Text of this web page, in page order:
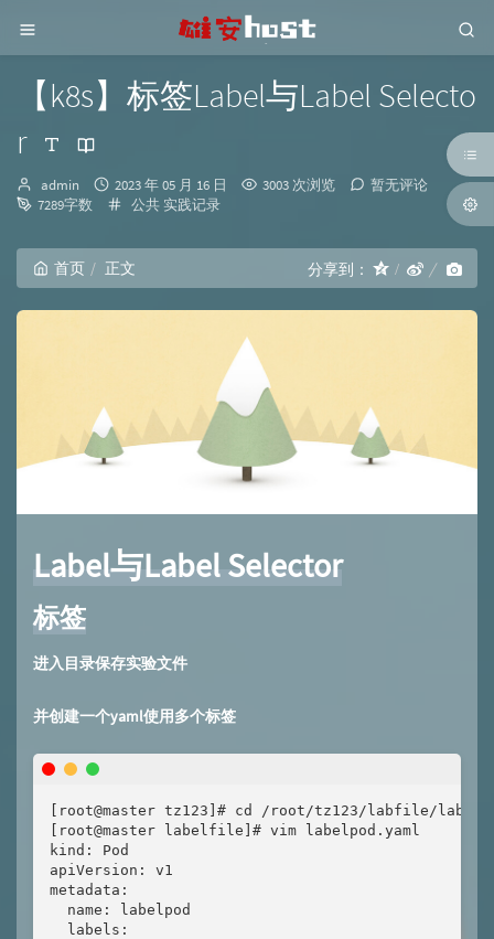
【k8s】标签Label与Label Selecto
r
博
主：
admin
发
布
2023 年 05 月 16 日 3003 次浏览
暂无评论
7289字数
分
公共实践记录
首页 正文 分享到：
Label与Label Selector
标签
进入目录保存实验文件
并创建一个yaml使用多个标签
[root@master tz123]# cd /root/tz123/labfile/
[root@master labelfile]# vim labelpod.yaml
kind: Pod
apiVersion: v1
metadata:
  name: labelpod
  labels: